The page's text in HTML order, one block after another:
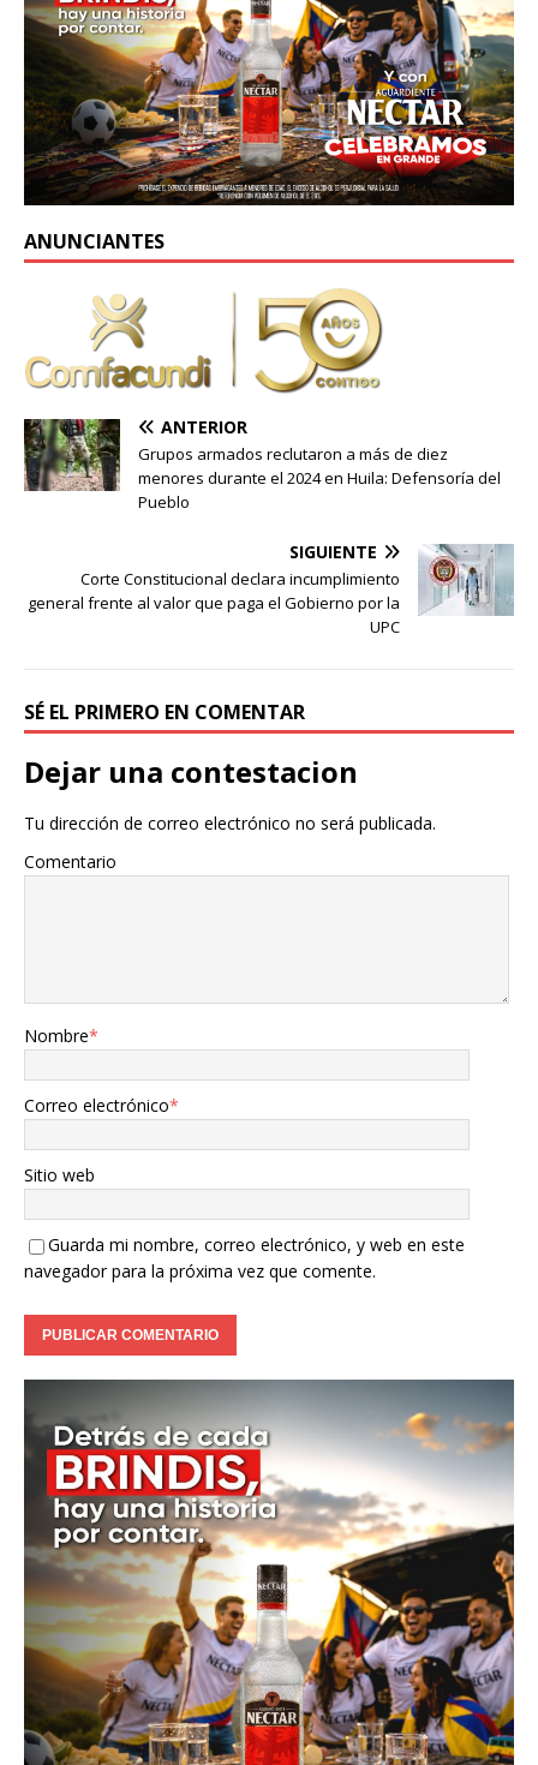
ANUNCIANTES
ANTERIOR
Grupos armados reclutaron a más de diez
menores durante el 2024 en Huila: Defensoría del
Pueblo
SIGUIENTE
Corte Constitucional declara incumplimiento
general frente al valor que paga el Gobierno por la
UPC
SÉ EL PRIMERO EN COMENTAR
Dejar una contestacion
Tu dirección de correo electrónico no será publicada.
Comentario
Nombre*
Correo electrónico*
Sitio web
Guarda mi nombre, correo electrónico, y web en este
navegador para la próxima vez que comente.